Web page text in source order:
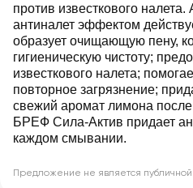
против известкового
антиналет эффектом
образует очищающую пену,
гигиеническую чистоту; предотвращает образование
известкового налета; помогает предотвратить
повторное загрязнение;
свежий аромат лимона
БРЕФ Сила-Актив придает
каждом смывании.
Предложение не является